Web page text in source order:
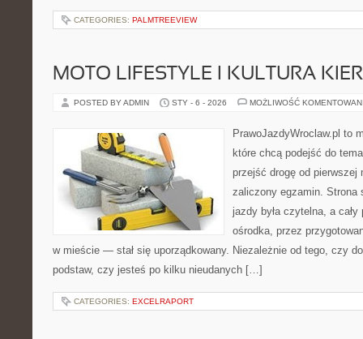
CATEGORIES: PALMTREEVIEW
MOTO LIFESTYLE I KULTURA
POSTED BY ADMIN STY - 6 - 2026 MOŻLIWOŚĆ
PrawoJazdyWroclaw.pl to
które chcą podejść do
przejść drogę od pierwszej
zaliczony egzamin. Strona
jazdy była czytelna, a
ośrodka, przez
w mieście — stał się uporządkowany. Niezależnie od tego, czy
podstaw, czy jesteś po kilku nieudanych […]
CATEGORIES: EXCELRAPORT